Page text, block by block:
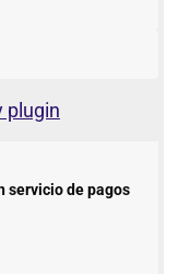
plugin
servicio de pagos